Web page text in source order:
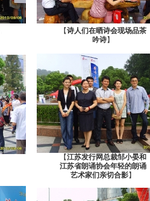
【诗人们在晒诗会现场品茶
吟诗】
【江苏发行网总裁邹小晏和
江苏省朗诵协会年轻的朗诵
艺术家们亲切合影】